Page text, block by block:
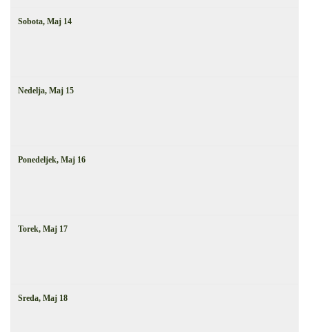
Sobota, Maj 14
Nedelja, Maj 15
Ponedeljek, Maj 16
Torek, Maj 17
Sreda, Maj 18